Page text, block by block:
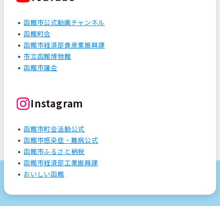
函館市公式動画チャンネル
函館町会
函館市経済部食産業振興課
市立函館博物館
函館市議会
Instagram
函館市町会活動公式
函館市感染症・難病公式
函館市ふるさと納税
函館市経済部工業振興課
おいしい函館